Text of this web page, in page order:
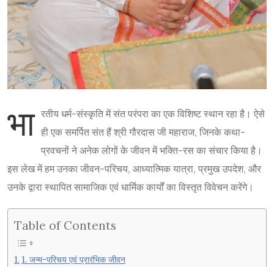
भा रतीय धर्म-संस्कृति में संत परंपरा का एक विशिष्ट स्थान रहा है। ऐसे
ही एक समर्पित संत हैं श्री गौरदास जी महाराज, जिनके कथा-
प्रवचनों ने अनेक लोगों के जीवन में भक्ति-रस का संचार किया है।
इस लेख में हम उनका जीवन-परिचय, आध्यात्मिक यात्रा, प्रमुख उपदेश, और
उनके द्वारा स्थापित सामाजिक एवं धार्मिक कार्यों का विस्तृत विवेचन करेंगे।
Table of Contents
1. जन्म-परिचय एवं प्रारंभिक जीवन